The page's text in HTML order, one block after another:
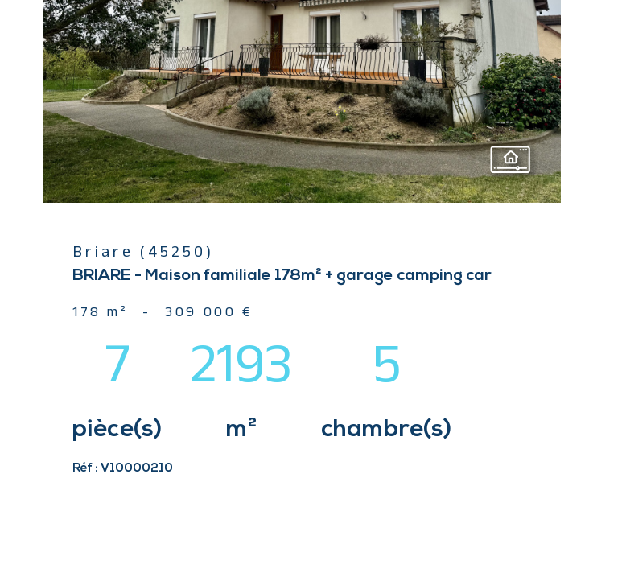
BIEN
Briare (45250)
BRIARE - Maison familiale 178m² + garage camping car
178 m² - 309 000 €
7
pièce(s)
2193
m²
5
chambre(s)
Réf : V10000210